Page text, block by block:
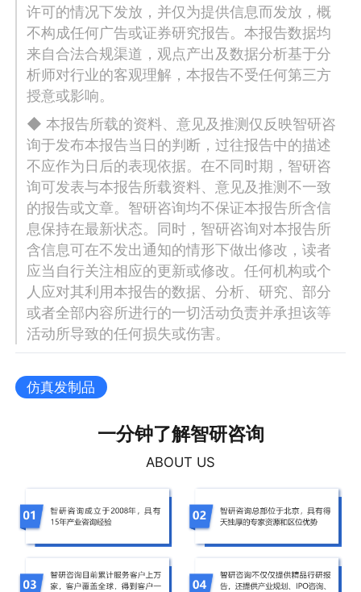
许可的情况下发放，并仅为提供信息而发放，概
不构成任何广告或证券研究报告。本报告数据均
来自合法合规渠道，观点产出及数据分析基于分
析师对行业的客观理解，本报告不受任何第三方
授意或影响。
◆ 本报告所载的资料、意见及推测仅反映智研咨
询于发布本报告当日的判断，过往报告中的描述
不应作为日后的表现依据。在不同时期，智研咨
询可发表与本报告所载资料、意见及推测不一致
的报告或文章。智研咨询均不保证本报告所含信
息保持在最新状态。同时，智研咨询对本报告所
含信息可在不发出通知的情形下做出修改，读者
应当自行关注相应的更新或修改。任何机构或个
人应对其利用本报告的数据、分析、研究、部分
或者全部内容所进行的一切活动负责并承担该等
活动所导致的任何损失或伤害。
仿真发制品
一分钟了解智研咨询
ABOUT US